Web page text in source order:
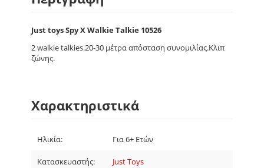
Just toys Spy X Walkie Talkie 10526
2 walkie talkies.20-30 μέτρα απόσταση συνομιλίας.Kλιπ
ζώνης.
Χαρακτηριστικά
Ηλικία: Για 6+ Ετών
Κατασκευαστής: Just Toys